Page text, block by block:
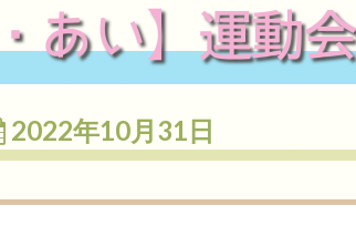
あい】運動会
2022年10月31日